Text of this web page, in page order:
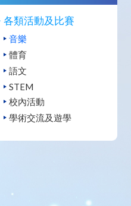
各類活動及比賽
音樂
體育
語文
STEM
校內活動
學術交流及遊學